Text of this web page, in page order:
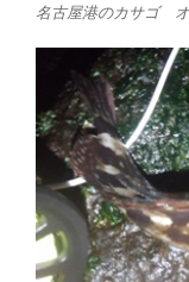
名古屋港のカサゴ